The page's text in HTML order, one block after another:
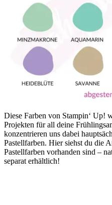
Diese Farben von Stampin‘ Up!
Projekten für all deine
konzentrieren uns dabei
Pastellfarben. Hier siehst du die
Pastellfarben vorhanden sind –
separat erhältlich!